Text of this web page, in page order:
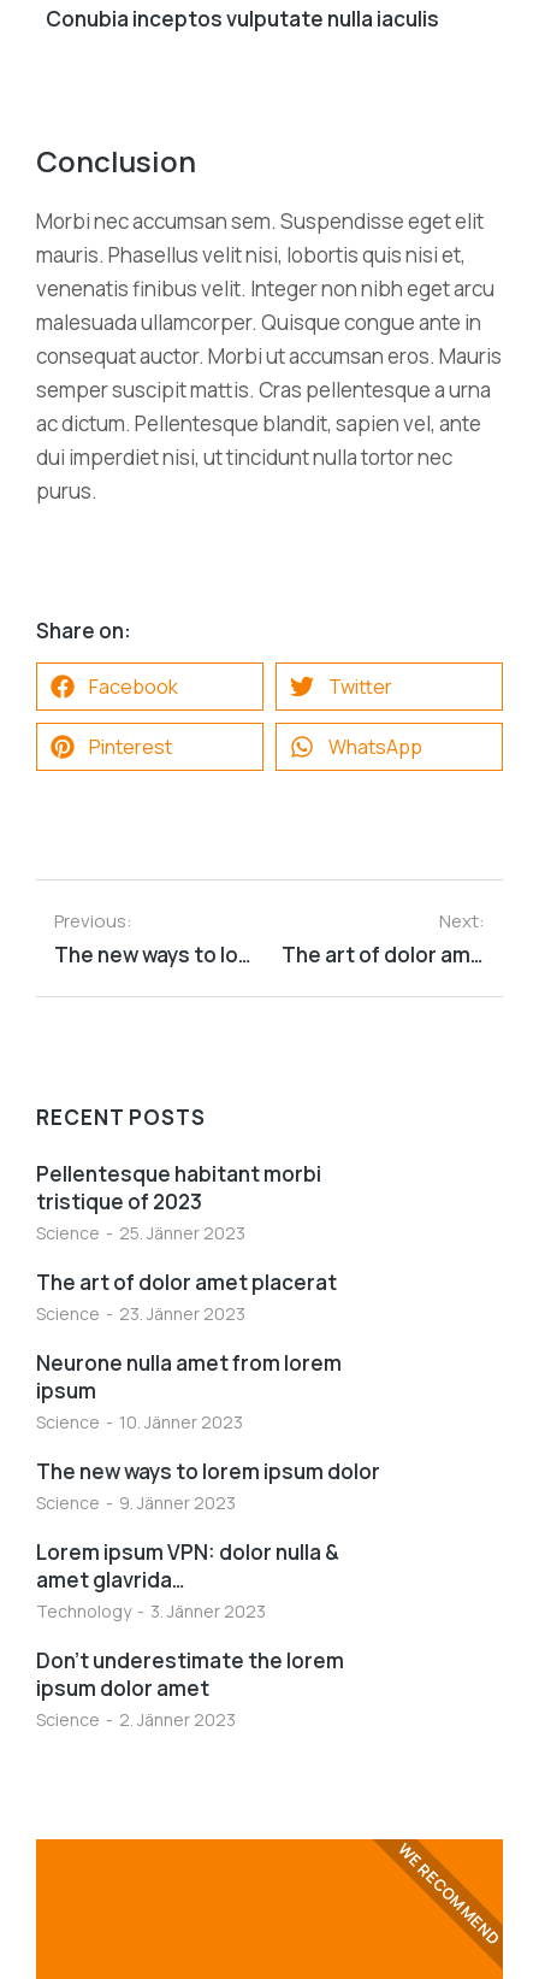
Conubia inceptos vulputate nulla iaculis
Conclusion
Morbi nec accumsan sem. Suspendisse eget elit
mauris. Phasellus velit nisi, lobortis quis nisi et,
venenatis finibus velit. Integer non nibh eget arcu
malesuada ullamcorper. Quisque congue ante in
consequat auctor. Morbi ut accumsan eros. Mauris
semper suscipit mattis. Cras pellentesque a urna
ac dictum. Pellentesque blandit, sapien vel, ante
dui imperdiet nisi, ut tincidunt nulla tortor nec
purus.
Share on:
Facebook Twitter
Pinterest WhatsApp
Previous:
The new ways to lorem ipsum dolor
Next:
The art of dolor amet placerat
RECENT POSTS
Pellentesque habitant morbi
tristique of 2023
Science 25. Jänner 2023
The art of dolor amet placerat
Science 23. Jänner 2023
Neurone nulla amet from lorem
ipsum
Science 10. Jänner 2023
The new ways to lorem ipsum dolor
Science 9. Jänner 2023
Lorem ipsum VPN: dolor nulla &
amet glavrida…
Technology 3. Jänner 2023
Don’t underestimate the lorem
ipsum dolor amet
Science 2. Jänner 2023
WE RECOMMEND